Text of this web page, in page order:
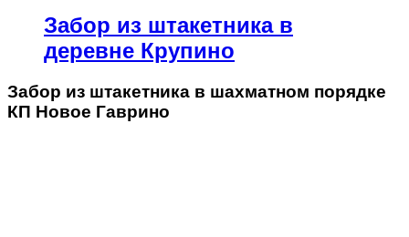
Забор из штакетника в
деревне Крупино
Забор из штакетника в шахматном порядке
КП Новое Гаврино